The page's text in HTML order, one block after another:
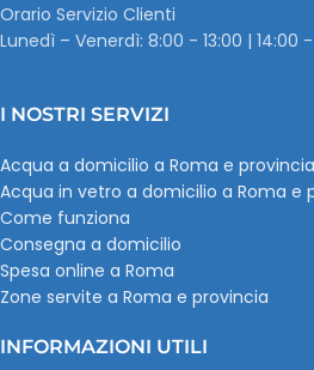
Orario Servizio Clienti
Lunedì – Venerdì: 8:00 - 13:00 | 14:00 -
I NOSTRI SERVIZI
Acqua a domicilio a Roma e provincia
Acqua in vetro a domicilio a Roma e
Come funziona
Consegna a domicilio
Spesa online a Roma
Zone servite a Roma e provincia
INFORMAZIONI UTILI